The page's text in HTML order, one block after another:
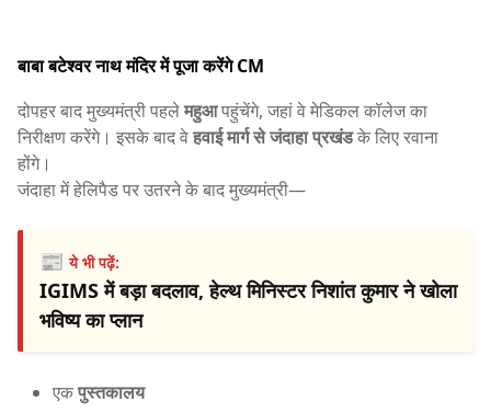
बाबा बटेश्वर नाथ मंदिर में पूजा करेंगे CM
दोपहर बाद मुख्यमंत्री पहलेमहुआपहुंचेंगे, जहां वे मेडिकल कॉलेज का
निरीक्षण करेंगे। इसके बाद वेहवाई मार्ग से जंदाहा प्रखंडके लिए रवाना
होंगे।
जंदाहा में हेलिपैड पर उतरने के बाद मुख्यमंत्री—
📰ये भी पढ़ें:
IGIMS में बड़ा बदलाव, हेल्थ मिनिस्टर निशांत कुमार ने खोला
भविष्य का प्लान
एकपुस्तकालय